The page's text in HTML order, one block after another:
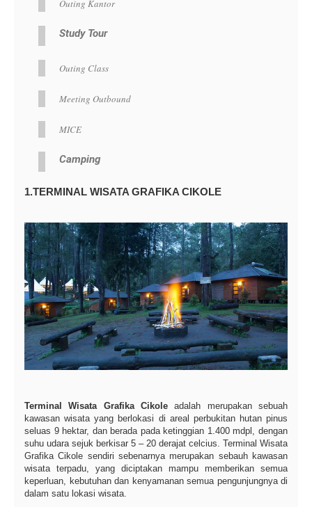
Outing Kantor
Study Tour
Outing Class
Meeting Outbound
MICE
Camping
1.TERMINAL WISATA GRAFIKA CIKOLE
Terminal Wisata Grafika Cikole adalah merupakan sebuah
kawasan wisata yang berlokasi di areal perbukitan hutan pinus
seluas 9 hektar, dan berada pada ketinggian 1.400 mdpl, dengan
suhu udara sejuk berkisar 5 – 20 derajat celcius. Terminal Wisata
Grafika Cikole sendiri sebenarnya merupakan sebauh kawasan
wisata terpadu, yang diciptakan mampu memberikan semua
keperluan, kebutuhan dan kenyamanan semua pengunjungnya di
dalam satu lokasi wisata.